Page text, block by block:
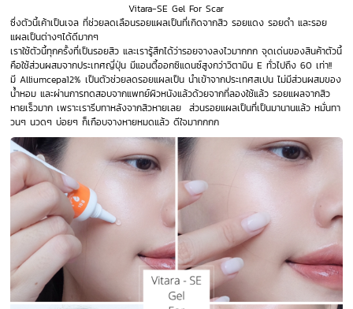
Vitara-SE Gel For Scar
ซึ่งตัวนี้เค้าเป็นเจล ที่ช่วยลดเลือนรอยแผลเป็นที่เกิดจากสิว รอยแดง รอยดำ และรอย
แผลเป็นต่างๆได้ดีมากๆ
เราใช้ตัวนี้ทุกครั้งที่เป็นรอยสิว และเรารู้สึกได้ว่ารอยจางลงไวมากกก จุดเด่นของสินค้าตัวนี้
คือใช้ส่วนผสมจากประเทศญี่ปุ่น มีแอนตี้ออกซิแดนซ์สูงกว่าวิตามิน E ทั่วไปถึง 60 เท่า!!
มี Alliumcepa12% เป็นตัวช่วยลดรอยแผลเป็น นำเข้าจากประเทศสเปน ไม่มีส่วนผสมของ
น้ำหอม และผ่านการทดสอบจากแพทย์ผิวหนังแล้วด้วยจากที่ลองใช้แล้ว รอยแผลจากสิว
หายเร็วมาก เพราะเรารีบทาหลังจากสิวหายเลย ส่วนรอยแผลเป็นที่เป็นมานานแล้ว หมั่นทา
วนๆ นวดๆ บ่อยๆ ก็เกือบจางหายหมดแล้ว ดีใจมากกกก